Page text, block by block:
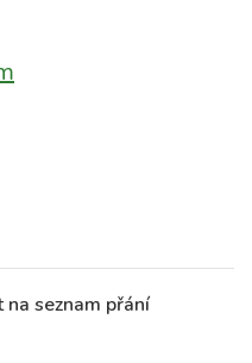
na seznam přání